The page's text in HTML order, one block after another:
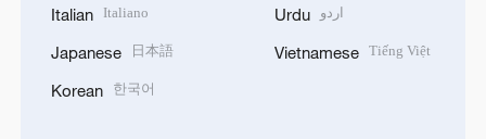
Italian Italiano
Japanese 日本語
Korean 한국어
Urdu اردو
Vietnamese Tiếng Việt